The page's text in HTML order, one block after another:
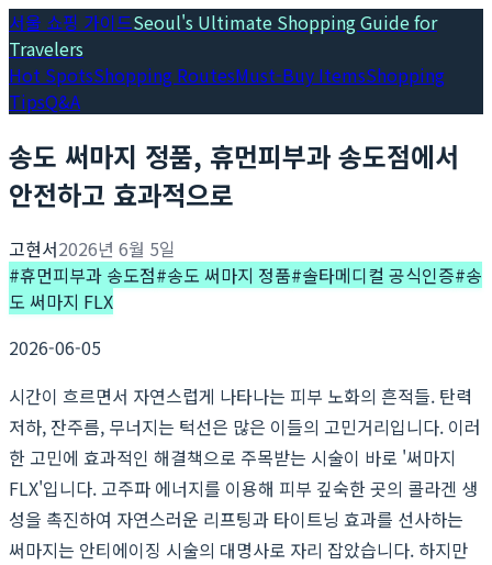
서울 쇼핑 가이드Seoul's Ultimate Shopping Guide for
Travelers
Hot SpotsShopping RoutesMust-Buy ItemsShopping
TipsQ&A
송도 써마지 정품, 휴먼피부과 송도점에서
안전하고 효과적으로
고현서2026년 6월 5일
#휴먼피부과 송도점#송도 써마지 정품#솔타메디컬 공식인증#송
도 써마지 FLX
2026-06-05
시간이 흐르면서 자연스럽게 나타나는 피부 노화의 흔적들. 탄력
저하, 잔주름, 무너지는 턱선은 많은 이들의 고민거리입니다. 이러
한 고민에 효과적인 해결책으로 주목받는 시술이 바로 '써마지
FLX'입니다. 고주파 에너지를 이용해 피부 깊숙한 곳의 콜라겐 생
성을 촉진하여 자연스러운 리프팅과 타이트닝 효과를 선사하는
써마지는 안티에이징 시술의 대명사로 자리 잡았습니다. 하지만